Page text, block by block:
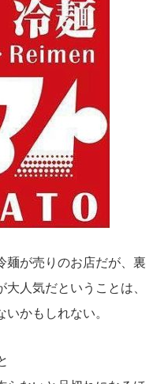
麺が売りのお店だが、裏
人気だということは、
かもしれない。